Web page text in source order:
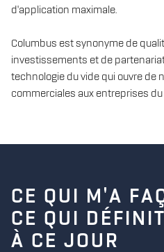
d'application maximale.
Columbus est synonyme de
investissements et de
technologie du vide qui ouvre de
commerciales aux entreprises
CE QUI M'A
CE QUI
À CE JOUR